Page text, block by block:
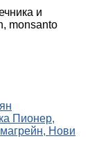
и
monsanto
Пионер,
Нови